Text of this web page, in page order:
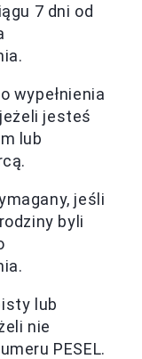
7 dni od
wypełnienia
jesteś
lub
jeśli
byli
lub
nie
PESEL.